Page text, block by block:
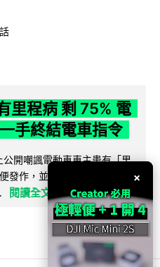
里程病 剩 75% 電
手終結電車指令
開嘲諷電動車車主患有「里
發作，並重申已廢除電動車強
閱讀全文
×